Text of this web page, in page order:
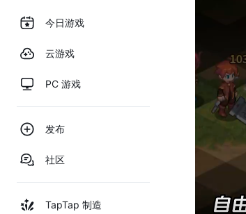
今日游戏
云游戏
PC 游戏
发布
社区
TapTap 制造